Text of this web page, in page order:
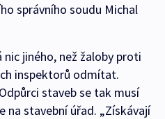
správního soudu Michal
jiného, než žaloby proti
inspektorů odmítat.
staveb se tak musí
na stavební úřad. „Získávají